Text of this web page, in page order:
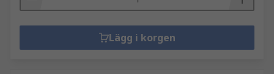
tillverkare som alla upprätthåller en hög
som säkerställer att elektroniken du får ger en
utmärkt prestanda. När det gäller kraft och
Lägg i korgen